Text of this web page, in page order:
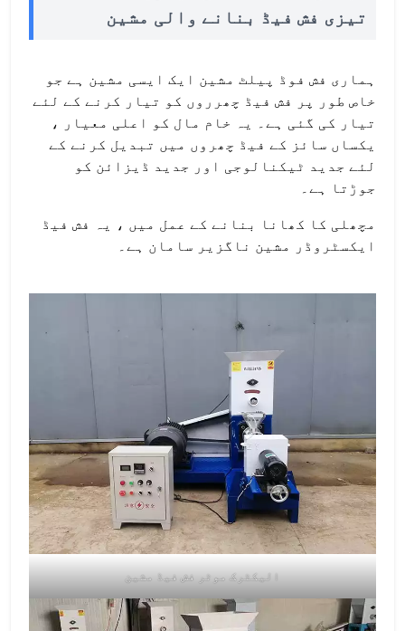
تیزی فش فیڈ بنانے والی مشین
ہماری فش فوڈ پیلٹ مشین ایک ایسی مشین ہے جو
خاص طور پر فش فیڈ چھرروں کو تیار کرنے کے لئے
تیار کی گئی ہے۔ یہ خام مال کو اعلی معیار ،
یکساں سائز کے فیڈ چھروں میں تبدیل کرنے کے
لئے جدید ٹیکنالوجی اور جدید ڈیزائن کو
جوڑتا ہے۔
مچھلی کا کھانا بنانے کے عمل میں ، یہ فش فیڈ
ایکسٹروڈر مشین ناگزیر سامان ہے۔
الیکٹرک موٹر فش فیڈ مشین